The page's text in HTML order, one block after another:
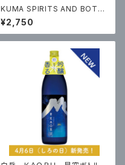
KUMA SPIRITS AND BOTT
LERS MAEWARI kurouto
(ｸﾛｳﾄ）
¥2,750